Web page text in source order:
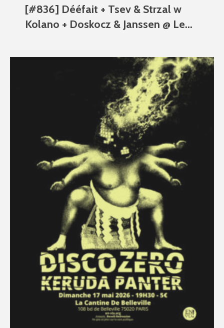
[#836] Dééfait + Tsev & Strzal w
Kolano + Doskocz & Janssen @ Le...